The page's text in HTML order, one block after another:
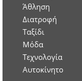
Άθληση
Διατροφή
Ταξίδι
Μόδα
Τεχνολογία
Αυτοκίνητο